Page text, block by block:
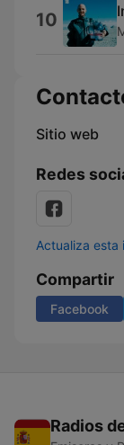
10
Sitio web
Redes
Actualiza esta
Compartir
Facebook
Radios